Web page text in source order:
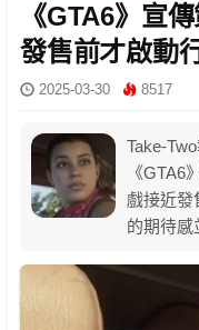
《GTA6》宣
發售前才啟動
2025-03-30 8517
Take-
《GTA6
戲接近發
的期待感